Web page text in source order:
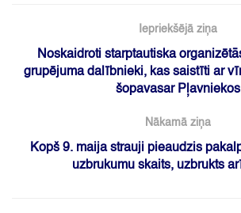
Iepriekšējā ziņa
Noskaidroti starptautiska
grupējuma dalībnieki, kas saistīti ar
šopavasar Pļavniekos
Nākamā ziņa
Kopš 9. maija strauji pieaudzis
uzbrukumu skaits, uzbrukts